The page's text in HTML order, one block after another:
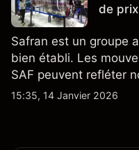
de
Safran est un groupe
bien établi. Les
SAF peuvent refléter
quotidienne du
15:35, 14 Janvier 2026